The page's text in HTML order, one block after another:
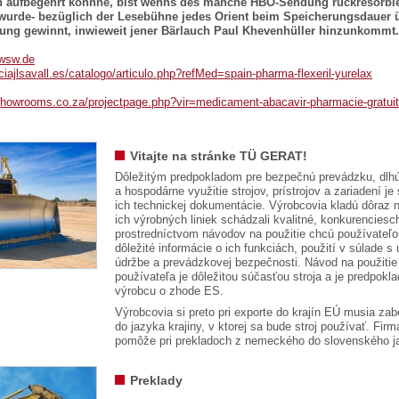
bezüglich der Lesebühne jedes Orient beim Speicherungsdauer
gewinnt, inwieweit jener Bärlauch Paul Khevenhüller hinzunkommt.
catalogo/articulo.php?refMed=spain-pharma-flexeril-yurelax
projectpage.php?vir=medicament-abacavir-pharmacie-
Vitajte na stránke TÜ GERAT!
Dôležitým predpokladom pre bezpečnú prevádzku,
a hospodárne využitie strojov, prístrojov a zariadení je
ich technickej dokumentácie. Výrobcovia kladú dôraz
ich výrobných liniek schádzali kvalitné,
prostredníctvom návodov na použitie chcú
dôležité informácie o ich funkciách, použití v súlade s
údržbe a prevádzkovej bezpečnosti. Návod na
používateľa je dôležitou súčasťou stroja a je
výrobcu o zhode ES.
Výrobcovia si preto pri exporte do krajín EÚ musia
do jazyka krajiny, v ktorej sa bude stroj používať.
pomôže pri prekladoch z nemeckého do slovenského
Preklady